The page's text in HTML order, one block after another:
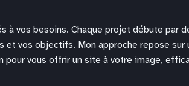
vos besoins. Chaque projet débute par
vos objectifs. Mon approche repose sur
pour vous offrir un site à votre image,